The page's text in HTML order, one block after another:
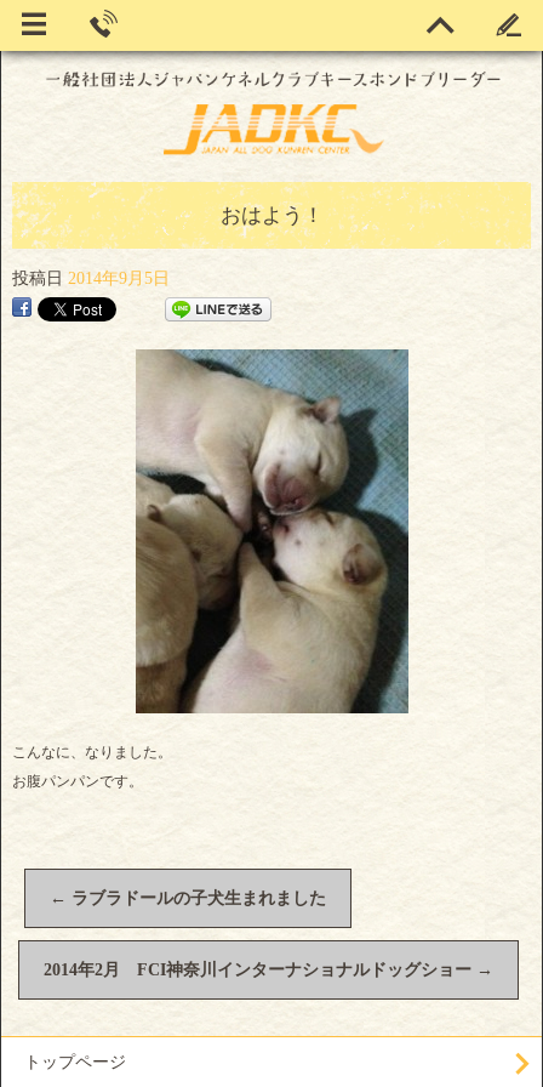
おはよう！
投稿日 2014年9月5日
こんなに、なりました。
お腹パンパンです。
← ラブラドールの子犬生まれました
2014年2月 FCI神奈川インターナショナルドッグショー →
トップページ